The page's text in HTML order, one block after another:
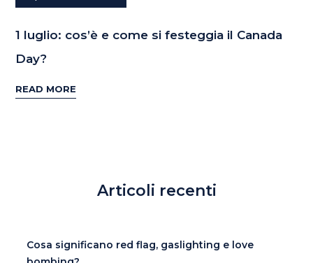
1 luglio: cos’è e come si festeggia il Canada
Day?
READ MORE
Articoli recenti
Cosa significano red flag, gaslighting e love